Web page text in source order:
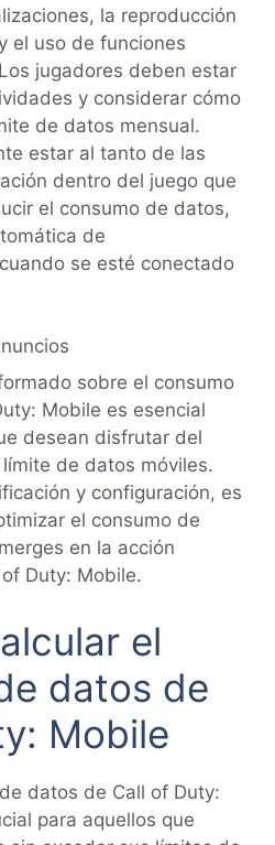
la reproducción
el uso de funciones
jugadores deben estar
y considerar cómo
de datos mensual.
estar al tanto de las
dentro del juego que
el consumo de datos,
de
se esté conectado
sobre el consumo
Mobile es esencial
desean disfrutar del
de datos móviles.
y configuración, es
el consumo de
en la acción
Duty: Mobile.
el
datos de
Mobile
datos de Call of Duty:
para aquellos que